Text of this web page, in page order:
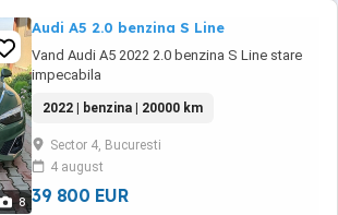
8
Audi A5 2.0 benzina S Line
Vand Audi A5 2022 2.0 benzina S Line stare
impecabila
2022 | benzina | 20000 km
Sector 4, Bucuresti
4 august
39 800 EUR